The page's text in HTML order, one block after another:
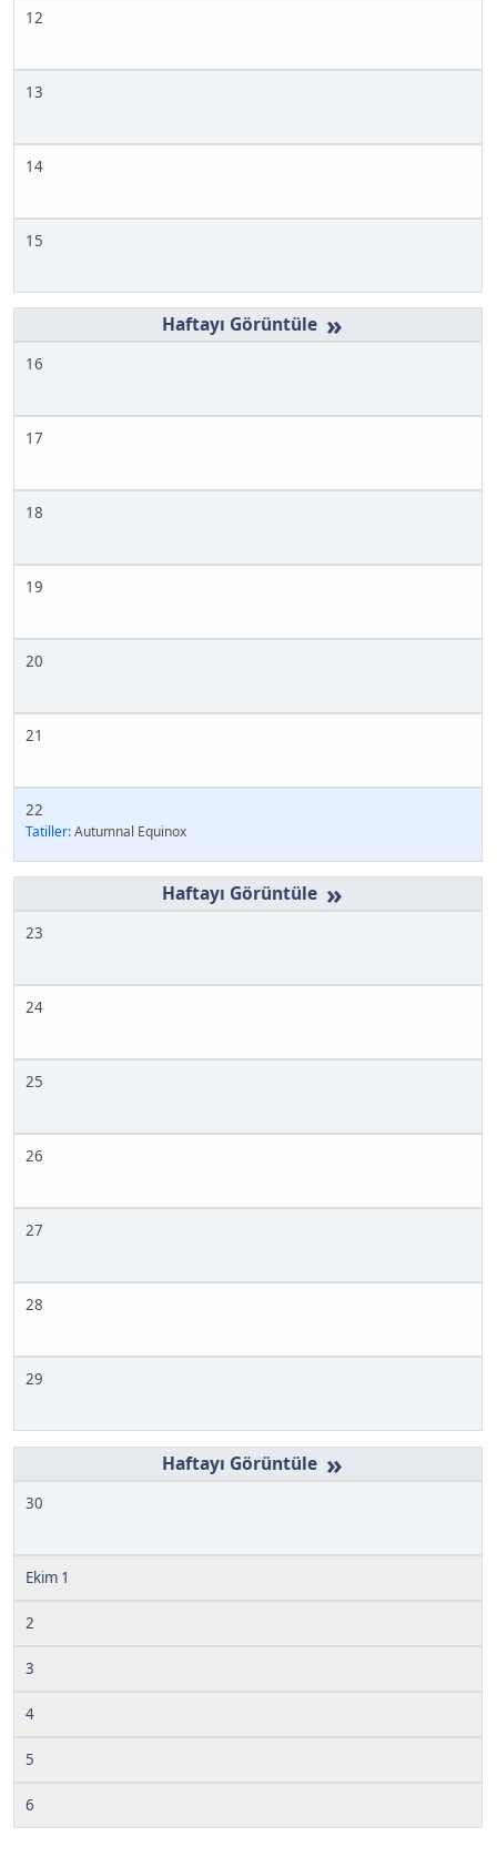
12
13
14
15
»
16
17
18
19
20
21
22
Tatiller:Autumnal Equinox
»
23
24
25
26
27
28
29
»
30
Ekim 1
2
3
4
5
6